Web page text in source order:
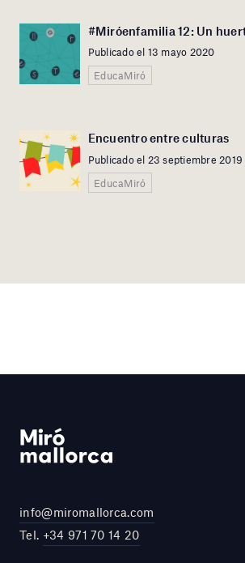
#Miróenfamilia 12: Un
Publicado el 13 mayo 2020
EducaMiró
Encuentro entre culturas
Publicado el 23 septiembre 2019
EducaMiró
info@miromallorca.com
Tel. +34 971 70 14 20